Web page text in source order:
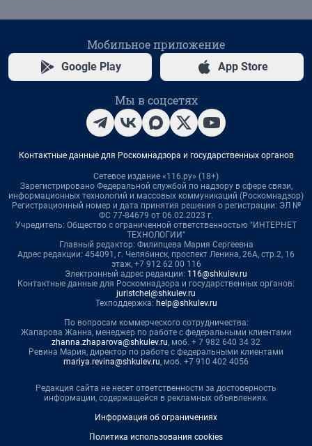
Мобильное приложение
Google Play App Store
Мы в соцсетях
Контактные данные для Роскомнадзора и государственных органов
Сетевое издание «116.ру» (18+)
Зарегистрировано Федеральной службой по надзору в сфере связи,
информационных технологий и массовых коммуникаций (Роскомнадзор)
Регистрационный номер и дата принятия решения о регистрации: ЭЛ №
ФС 77-84679 от 06.02.2023 г.
Учредитель: Общество с ограниченной ответственностью "ИНТЕРНЕТ
ТЕХНОЛОГИИ"
Главный редактор: Филипцева Мария Сергеевна
Адрес редакции: 454091, г. Челябинск, проспект Ленина, 26А, стр.2, 16
этаж, +7 912 62 00 116
Электронный адрес редакции: 116@shkulev.ru
Контактные данные для Роскомнадзора и государственных органов:
juristchel@shkulev.ru
Техподдержка: help@shkulev.ru
По вопросам коммерческого сотрудничества:
Жапарова Жанна, менеджер по работе с федеральными клиентами
zhanna.zhaparova@shkulev.ru, моб. + 7 982 640 34 32
Ревина Мария, директор по работе с федеральными клиентами
mariya.revina@shkulev.ru, моб. +7 910 402 4056
Редакция сайта не несет ответственности за достоверность
информации, содержащейся в рекламных объявлениях.
Информация об ограничениях
Политика использования cookies